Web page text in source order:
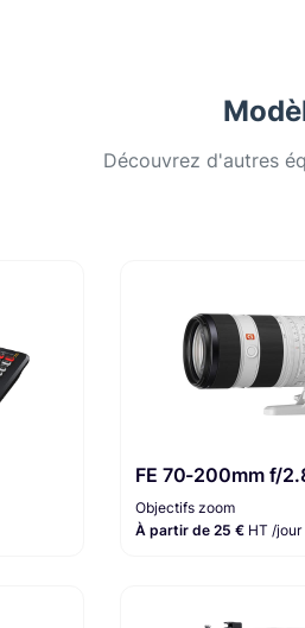
Découvrez d'autres
FE 70-200mm f/
Objectifs zoom
À partir de 25 € HT /jour